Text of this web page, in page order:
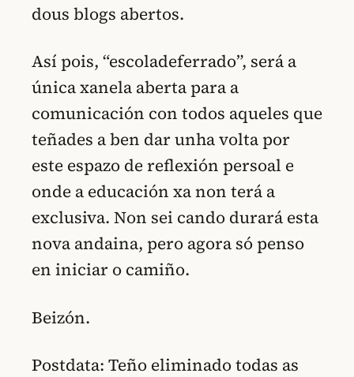
dous blogs abertos.
Así pois, “escoladeferrado”, será a
única xanela aberta para a
comunicación con todos aqueles que
teñades a ben dar unha volta por
este espazo de reflexión persoal e
onde a educación xa non terá a
exclusiva. Non sei cando durará esta
nova andaina, pero agora só penso
en iniciar o camiño.
Beizón.
Postdata: Teño eliminado todas as